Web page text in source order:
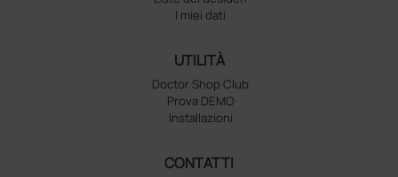
I miei dati
UTILITÀ
Doctor Shop Club
Prova DEMO
Installazioni
CONTATTI